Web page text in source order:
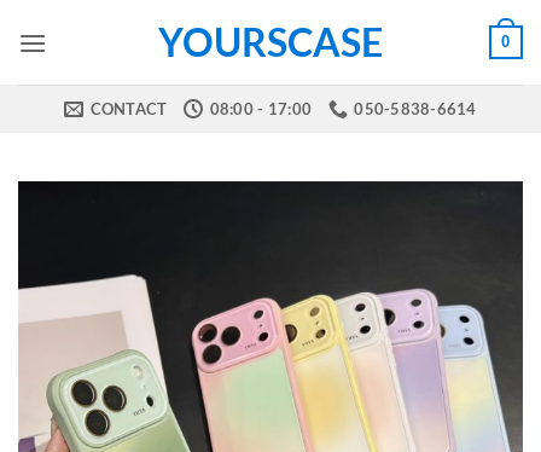
YOURSCASE 0
CONTACT 08:00 - 17:00 050-5838-6614